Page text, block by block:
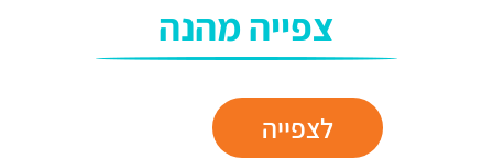
צפייה מהנה
לצפייה